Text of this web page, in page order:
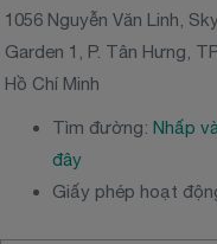
1056 Nguyễn Văn Linh, Sky
Garden 1, P. Tân Hưng,
Hồ Chí Minh
Tìm đường:Nhấp
đây
Giấy phép hoạt